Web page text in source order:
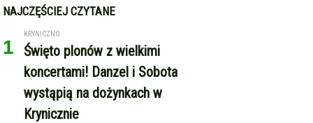
NAJCZĘŚCIEJ CZYTANE
1
KRYNICZNO
Święto plonów z wielkimi
koncertami! Danzel i Sobota
wystąpią na dożynkach w
Krynicznie